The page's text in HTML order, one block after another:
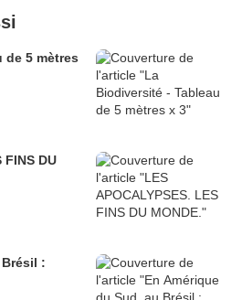
de 5 mètres
FINS DU
: